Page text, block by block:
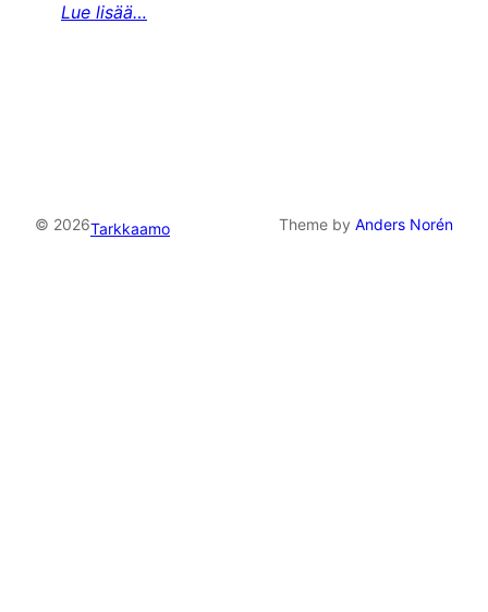
Lue lisää…
© 2026Tarkkaamo Theme by Anders Norén